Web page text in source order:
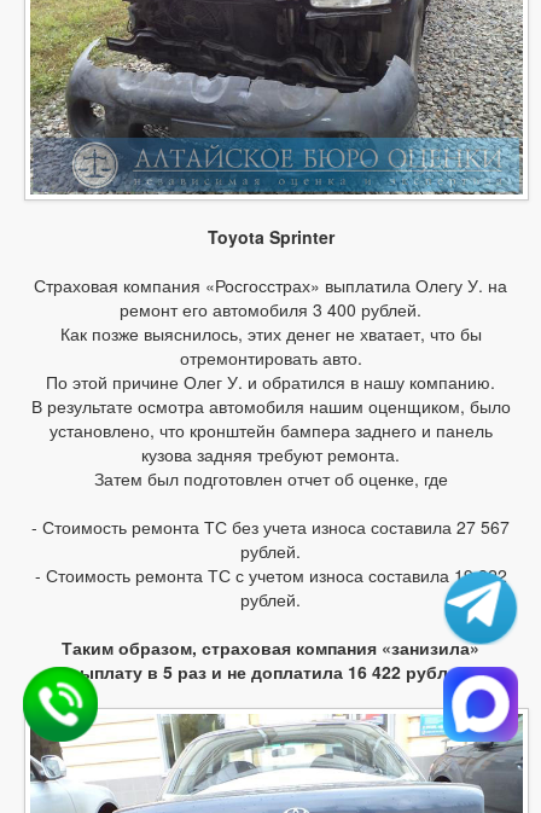
Toyota Sprinter
Страховая компания «Росгосстрах» выплатила Олегу У. на
ремонт его автомобиля 3 400 рублей.
Как позже выяснилось, этих денег не хватает, что бы
отремонтировать авто.
По этой причине Олег У. и обратился в нашу компанию.
В результате осмотра автомобиля нашим оценщиком, было
установлено, что кронштейн бампера заднего и панель
кузова задняя требуют ремонта.
Затем был подготовлен отчет об оценке, где
- Стоимость ремонта ТС без учета износа составила 27 567
рублей.
- Стоимость ремонта ТС с учетом износа составила 19 822
рублей.
Таким образом, страховая компания «занизила»
выплату в 5 раз и не доплатила 16 422 рублей.